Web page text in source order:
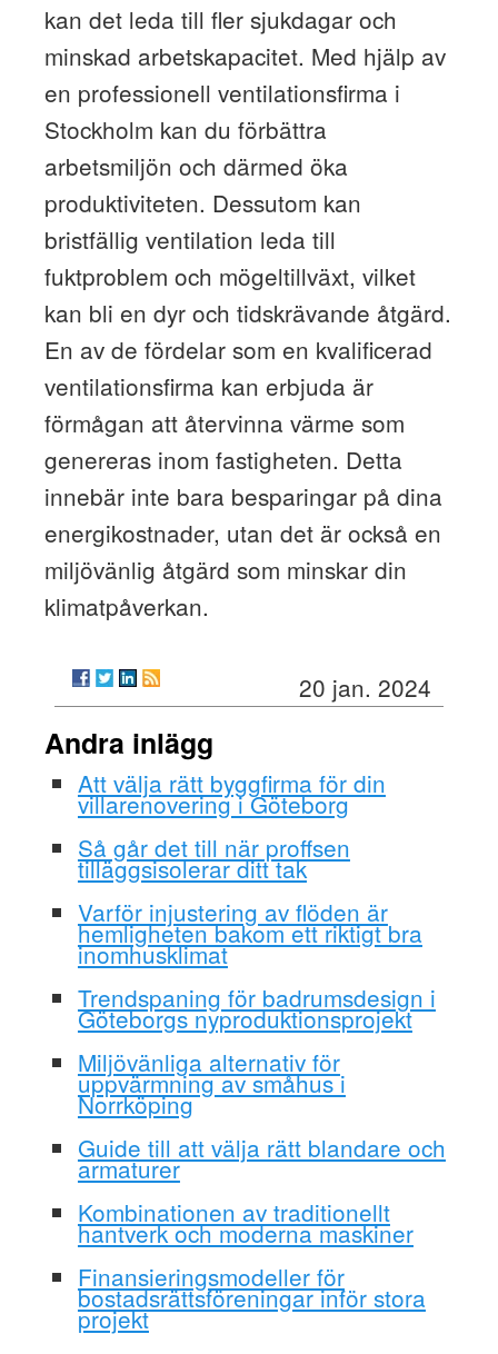
kan det leda till fler sjukdagar och
minskad arbetskapacitet. Med hjälp av
en professionell ventilationsfirma i
Stockholm kan du förbättra
arbetsmiljön och därmed öka
produktiviteten. Dessutom kan
bristfällig ventilation leda till
fuktproblem och mögeltillväxt, vilket
kan bli en dyr och tidskrävande åtgärd.
En av de fördelar som en kvalificerad
ventilationsfirma kan erbjuda är
förmågan att återvinna värme som
genereras inom fastigheten. Detta
innebär inte bara besparingar på dina
energikostnader, utan det är också en
miljövänlig åtgärd som minskar din
klimatpåverkan.
20 jan. 2024
Andra inlägg
Att välja rätt byggfirma för din
villarenovering i Göteborg
Så går det till när proffsen
tilläggsisolerar ditt tak
Varför injustering av flöden är
hemligheten bakom ett riktigt bra
inomhusklimat
Trendspaning för badrumsdesign i
Göteborgs nyproduktionsprojekt
Miljövänliga alternativ för
uppvärmning av småhus i
Norrköping
Guide till att välja rätt blandare och
armaturer
Kombinationen av traditionellt
hantverk och moderna maskiner
Finansieringsmodeller för
bostadsrättsföreningar inför stora
projekt